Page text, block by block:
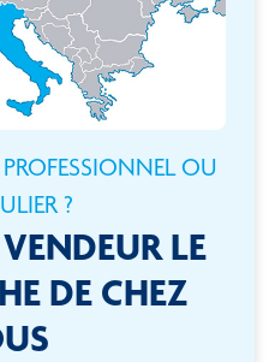
OU
?
LE
DE CHEZ